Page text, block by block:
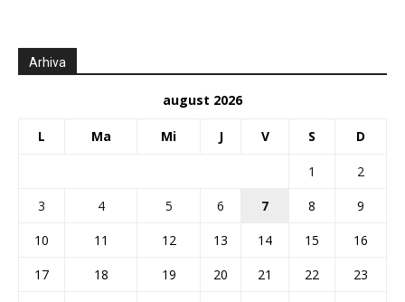
Arhiva
august 2026
L Ma Mi J V S D
1
2
3
4 5 6 7 8
9
10
11 12 13 14 15
16
17
18 19 20 21 22
23